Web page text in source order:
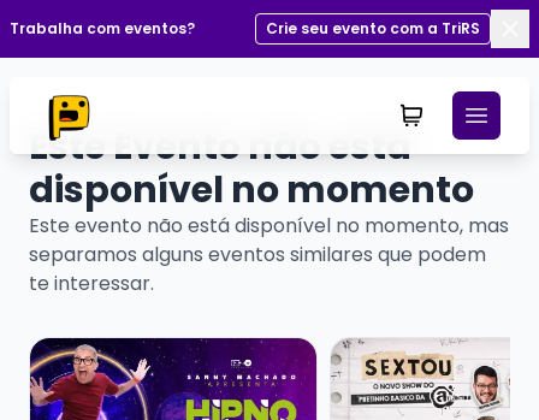
Trabalha com eventos?
Crie seu evento com a TriRS
Este Evento não está
disponível no momento
Este evento não está disponível no momento, mas
separamos alguns eventos similares que podem
te interessar.
Veja mais sobre SANNY MACHADO - HIPNOTEENS
Veja mais sobre